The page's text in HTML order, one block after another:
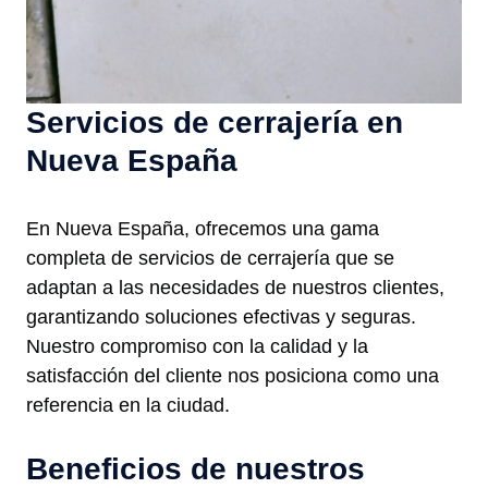
Servicios de cerrajería en
Nueva España
En Nueva España, ofrecemos una gama
completa de servicios de cerrajería que se
adaptan a las necesidades de nuestros clientes,
garantizando soluciones efectivas y seguras.
Nuestro compromiso con la calidad y la
satisfacción del cliente nos posiciona como una
referencia en la ciudad.
Beneficios de nuestros